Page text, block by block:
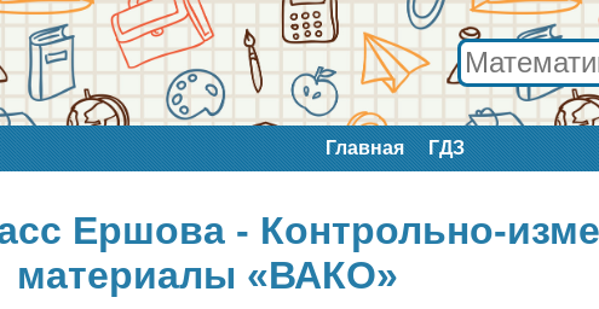
Главная ГДЗ
Ершова - Контрольно-
материалы «ВАКО»